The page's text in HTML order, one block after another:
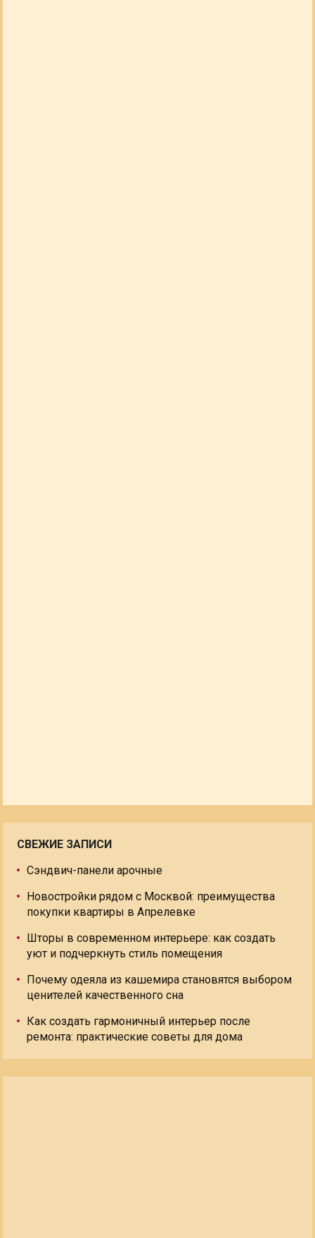
СВЕЖИЕ ЗАПИСИ
Сэндвич-панели арочные
Новостройки рядом с Москвой: преимущества
покупки квартиры в Апрелевке
Шторы в современном интерьере: как создать
уют и подчеркнуть стиль помещения
Почему одеяла из кашемира становятся выбором
ценителей качественного сна
Как создать гармоничный интерьер после
ремонта: практические советы для дома